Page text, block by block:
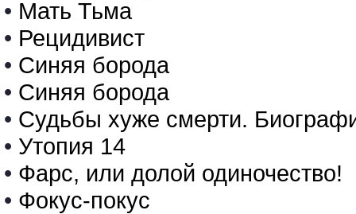
• Мать Тьма
• Рецидивист
• Синяя борода
• Синяя борода
• Судьбы хуже смерти.
• Утопия 14
• Фарс, или долой одиночество!
• Фокус-покус